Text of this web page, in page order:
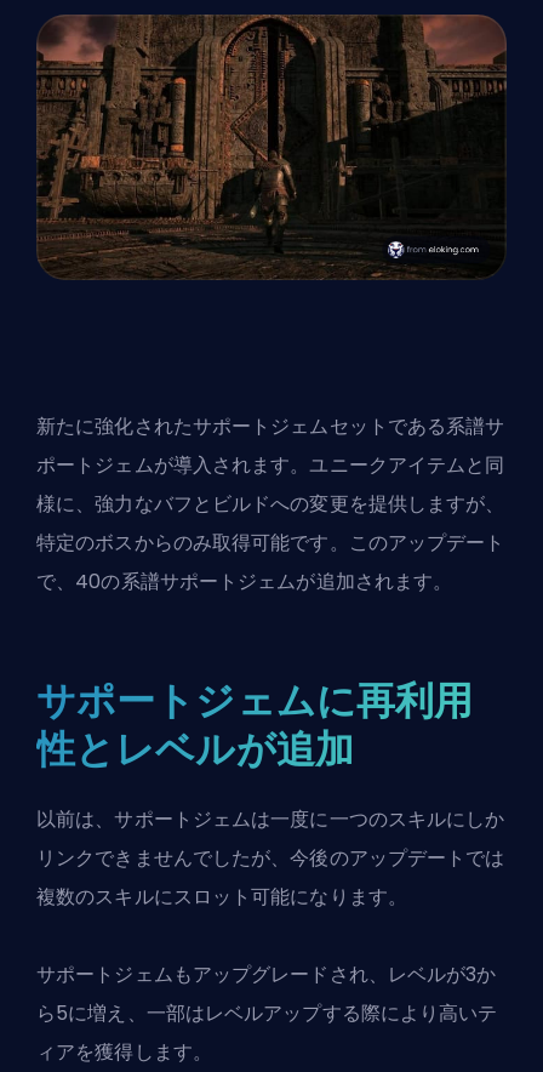
新たに強化されたサポートジェムセットである系譜サ
ポートジェムが導入されます。ユニークアイテムと同
様に、強力なバフとビルドへの変更を提供しますが、
特定のボスからのみ取得可能です。このアップデート
で、40の系譜サポートジェムが追加されます。
サポートジェムに再利用
性とレベルが追加
以前は、サポートジェムは一度に一つのスキルにしか
リンクできませんでしたが、今後のアップデートでは
複数のスキルにスロット可能になります。
サポートジェムもアップグレードされ、レベルが3か
ら5に増え、一部はレベルアップする際により高いテ
ィアを獲得します。